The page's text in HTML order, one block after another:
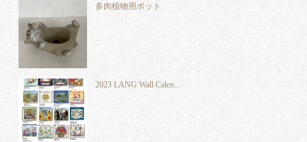
多肉植物用ポット
2023 LANG Wall Calen...